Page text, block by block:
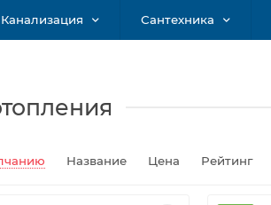
Канализация Сантехника
Название Цена Рейтинг